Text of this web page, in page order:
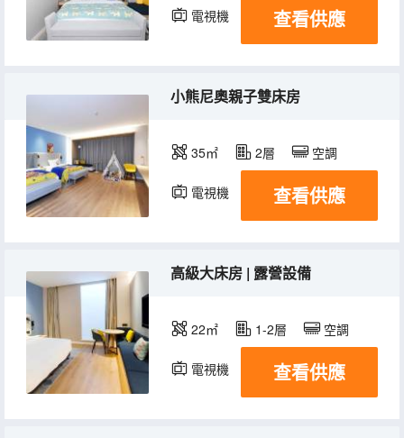
電視機 查看供應
小熊尼奧親子雙床房
35㎡ 2層 空調
電視機 查看供應
高級大床房 | 露營設備
22㎡ 1-2層 空調
電視機 查看供應